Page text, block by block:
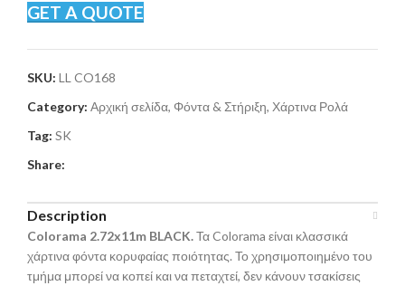
GET A QUOTE
SKU: LL CO168
Category: Αρχική σελίδα, Φόντα & Στήριξη, Χάρτινα Ρολά
Tag: SK
Share:
Description
Colorama 2.72x11m BLACK.Τα Colorama είναι κλασσικά
χάρτινα φόντα κορυφαίας ποιότητας. Το χρησιμοποιημένο του
τμήμα μπορεί να κοπεί και να πεταχτεί, δεν κάνουν τσακίσεις